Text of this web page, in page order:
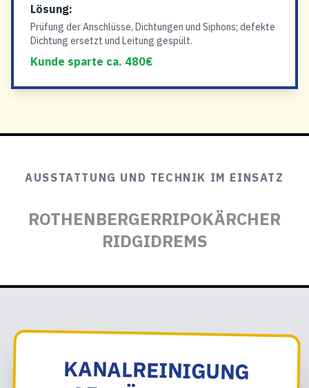
Lösung:
Prüfung der Anschlüsse, Dichtungen und Siphons; defekte
Dichtung ersetzt und Leitung gespült.
Kunde sparte ca. 480€
AUSSTATTUNG UND TECHNIK IM EINSATZ
ROTHENBERGERRIPOKÄRCHER
RIDGIDREMS
KANALREINIGUNG
AFFHÖLLERBACH
ANFRAGEN: WIR
NEHMEN DEN EINSATZ